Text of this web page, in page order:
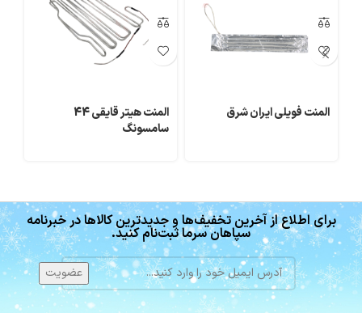
المنت فویلی ایران شرق
المنت هیتر قایقی 44
سامسونگ
برای اطلاع از آخرین تخفیف‌ها و جدیدترین کالاها در خبرنامه
سپاهان سرما ثبت‌نام کنید.